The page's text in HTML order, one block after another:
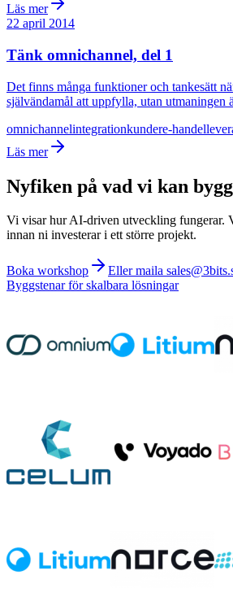
Läs mer
22 april 2014
Tänk omnichannel, del 1
Det finns många funktioner och tankesätt
självändamål att uppfylla, utan utmaningen
omnichannelintegrationkundere-handel
Läs mer
Nyfiken på vad vi kan
Vi visar hur AI-driven utveckling fungerar.
innan ni investerar i ett större projekt.
Boka workshop
Eller maila
Byggstenar för skalbara lösningar